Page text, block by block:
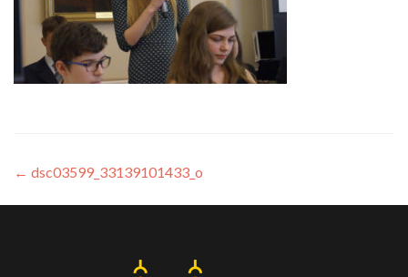
← dsc03599_33139101433_o